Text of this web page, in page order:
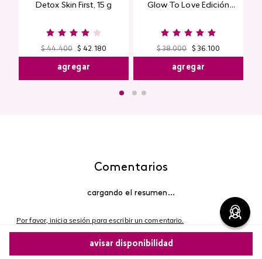
avisar disponibilidad
Detox Skin First, 15 g
$ 44.400 $ 42.180
agregar
Glow To Love Edición
$ 38.000 $ 36.100
agregar
Comentarios
cargando el resumen…
Por favor, inicia sesión para escribir un comentario.